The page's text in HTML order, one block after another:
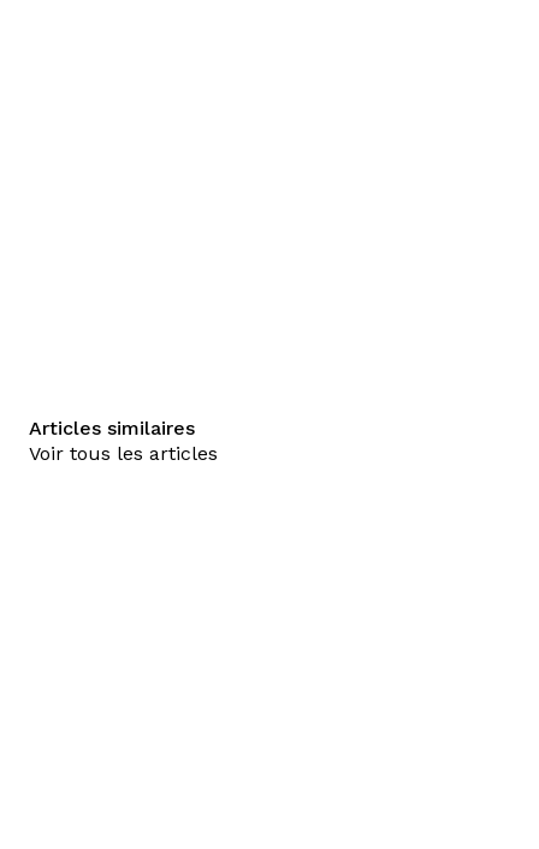
Articles similaires
Voir tous les articles